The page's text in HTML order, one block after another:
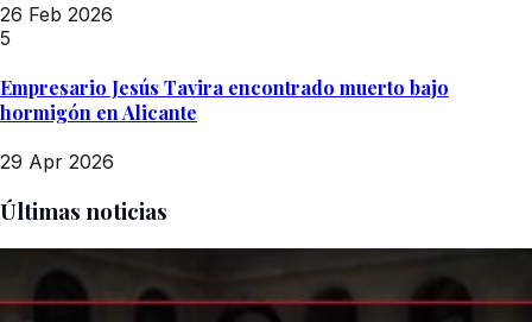
26 Feb 2026
5
Empresario Jesús Tavira encontrado muerto bajo
hormigón en Alicante
29 Apr 2026
Últimas noticias